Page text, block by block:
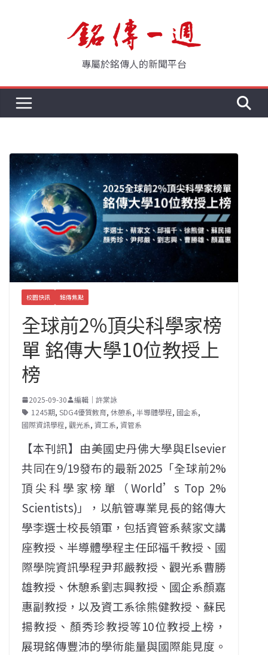
專屬於銘傳人的新聞平台
校園快訊 銘傳焦點
全球前2%頂尖科學家榜
單 銘傳大學10位教授上
榜
2025-09-30
編輯｜許棠詠
1245期, SDG4優質教育, 休憩系, 半導體學程, 國企系,
國際資訊學程, 觀光系, 資工系, 資管系
【本刊訊】由美國史丹佛大學與Elsevier
共同在9/19發布的最新2025「全球前2%
頂尖科學家榜單（World’s Top 2%
Scientists)」，以航管專業見長的銘傳大
學李選士校長領軍，包括資管系蔡家文講
座教授、半導體學程主任邱福千教授、國
際學院資訊學程尹邦嚴教授、觀光系曹勝
雄教授、休憩系劉志興教授、國企系顏嘉
惠副教授，以及資工系徐熊健教授、蘇民
揚教授、顏秀珍教授等10位教授上榜，
展現銘傳豐沛的學術能量與國際能見度。